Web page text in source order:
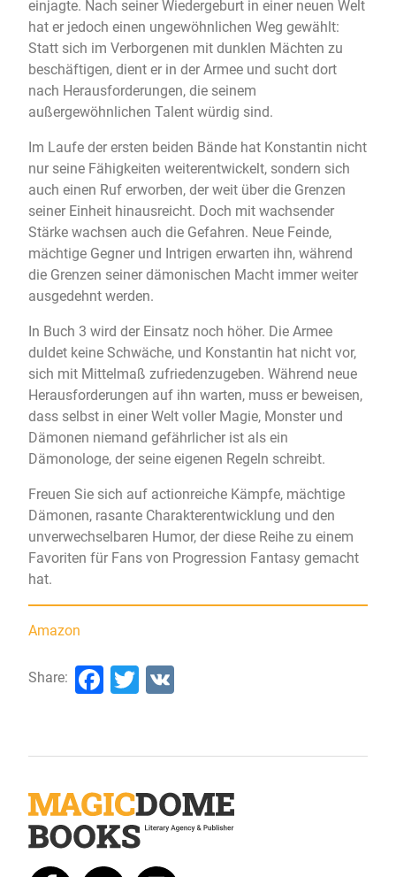
einjagte. Nach seiner Wiedergeburt in einer neuen Welt
hat er jedoch einen ungewöhnlichen Weg gewählt:
Statt sich im Verborgenen mit dunklen Mächten zu
beschäftigen, dient er in der Armee und sucht dort
nach Herausforderungen, die seinem
außergewöhnlichen Talent würdig sind.
Im Laufe der ersten beiden Bände hat Konstantin nicht
nur seine Fähigkeiten weiterentwickelt, sondern sich
auch einen Ruf erworben, der weit über die Grenzen
seiner Einheit hinausreicht. Doch mit wachsender
Stärke wachsen auch die Gefahren. Neue Feinde,
mächtige Gegner und Intrigen erwarten ihn, während
die Grenzen seiner dämonischen Macht immer weiter
ausgedehnt werden.
In Buch 3 wird der Einsatz noch höher. Die Armee
duldet keine Schwäche, und Konstantin hat nicht vor,
sich mit Mittelmaß zufriedenzugeben. Während neue
Herausforderungen auf ihn warten, muss er beweisen,
dass selbst in einer Welt voller Magie, Monster und
Dämonen niemand gefährlicher ist als ein
Dämonologe, der seine eigenen Regeln schreibt.
Freuen Sie sich auf actionreiche Kämpfe, mächtige
Dämonen, rasante Charakterentwicklung und den
unverwechselbaren Humor, der diese Reihe zu einem
Favoriten für Fans von Progression Fantasy gemacht
hat.
Amazon
Share: Facebook
Twitter